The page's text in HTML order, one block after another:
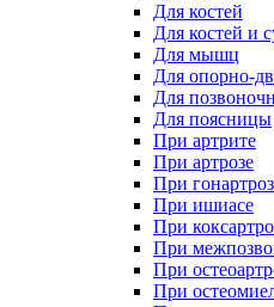
Для костей
Для костей и
Для мышц
Для опорно-
Для
Для поясницы
При артрите
При артрозе
При
При ишиасе
При
При
При
При